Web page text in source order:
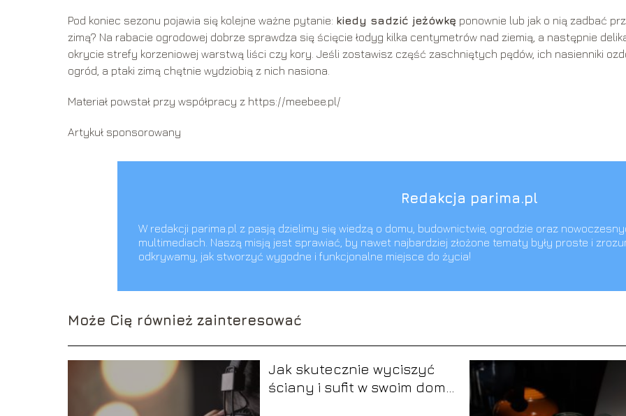
Pod koniec sezonu pojawia się kolejne ważne pytanie: kiedy sadzić jeżówkę ponownie lub jak o nią zadbać
zimą? Na rabacie ogrodowej dobrze sprawdza się ścięcie łodyg kilka centymetrów nad ziemią, a następnie
okrycie strefy korzeniowej warstwą liści czy kory. Jeśli zostawisz część zaschniętych pędów, ich nasienniki
ogród, a ptaki zimą chętnie wydziobią z nich nasiona.
Materiał powstał przy współpracy z https://meebee.pl/
Artykuł sponsorowany
Redakcja parima.pl
W redakcji parima.pl z pasją dzielimy się wiedzą o domu, budownictwie, ogrodzie oraz
multimediach. Naszą misją jest sprawiać, by nawet najbardziej złożone tematy były proste i
odkrywamy, jak stworzyć wygodne i funkcjonalne miejsce do życia!
Może Cię również zainteresować
Jak skutecznie wyciszyć
ściany i sufit w swoim domu